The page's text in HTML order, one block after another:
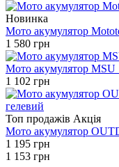
Новинка
Мото акумулятор
1 580 грн
Мото акумулятор
1 102 грн
Топ продажів Акція
Мото акумулятор
1 195 грн
1 153 грн